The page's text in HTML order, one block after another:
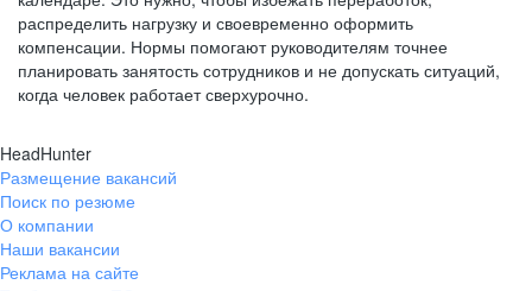
распределить нагрузку и своевременно оформить
компенсации. Нормы помогают руководителям точнее
планировать занятость сотрудников и не допускать ситуаций,
когда человек работает сверхурочно.
HeadHunter
Размещение вакансий
Поиск по резюме
О компании
Наши вакансии
Реклама на сайте